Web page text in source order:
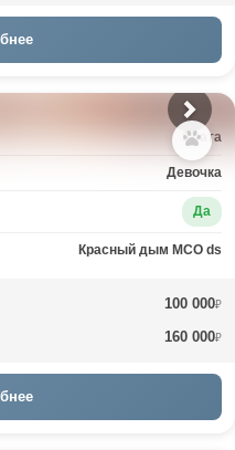
Злата
Девочка
Да
Красный дым MCO ds
100 000₽
160 000₽